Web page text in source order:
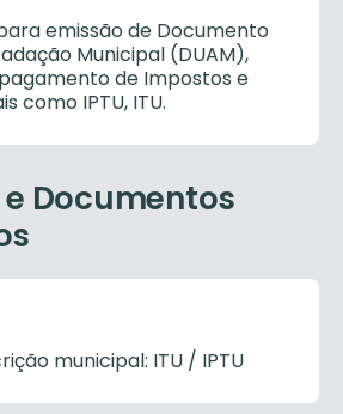
emissão de Documento
Municipal (DUAM),
de Impostos e
como IPTU, ITU.
Documentos
municipal: ITU / IPTU